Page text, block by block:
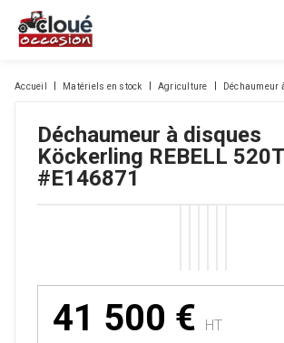
Mes favoris
Accueil Matériels en stock Agriculture Déchaumeur
Déchaumeur à disques
Köckerling REBELL 520T
#E146871
41 500 € HT